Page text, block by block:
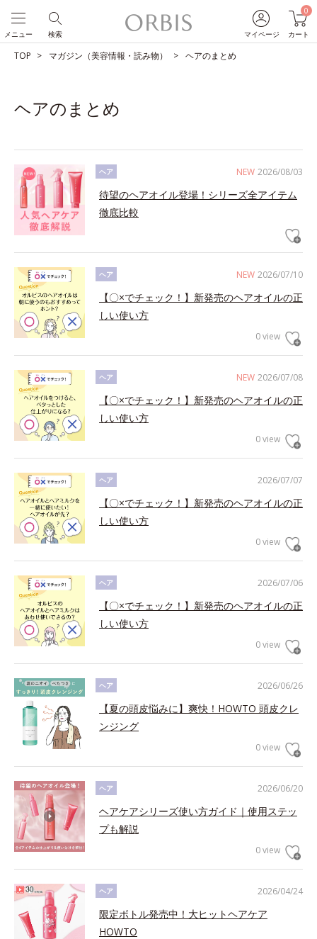
マイページ
0
カート
検索
メニュー
TOP マガジン（美容情報・読み物） ヘアのまとめ
ヘアのまとめ
NEW 2026/08/03
ヘア
待望のヘアオイル登場！シリーズ全アイテム
徹底比較
NEW 2026/07/10
ヘア
【〇×でチェック！】新発売のヘアオイルの正
しい使い方
0 view
NEW 2026/07/08
ヘア
【〇×でチェック！】新発売のヘアオイルの正
しい使い方
0 view
2026/07/07
ヘア
【〇×でチェック！】新発売のヘアオイルの正
しい使い方
0 view
2026/07/06
ヘア
【〇×でチェック！】新発売のヘアオイルの正
しい使い方
0 view
2026/06/26
ヘア
【夏の頭皮悩みに】爽快！HOWTO 頭皮クレ
ンジング
0 view
2026/06/20
ヘア
ヘアケアシリーズ使い方ガイド｜使用ステッ
プも解説
0 view
2026/04/24
ヘア
限定ボトル発売中！大ヒットヘアケア
HOWTO